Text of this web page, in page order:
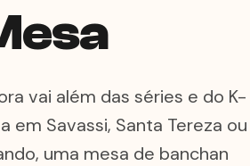
vai além das séries e do K-
em Savassi, Santa Tereza ou
uma mesa de banchan